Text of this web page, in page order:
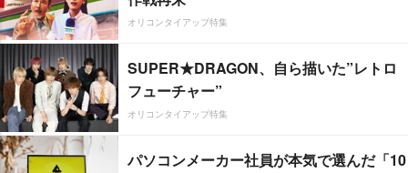
オリコンタイアップ特集
SUPER★DRAGON、自ら描いた”レトロ
フューチャー”
オリコンタイアップ特集
パソコンメーカー社員が本気で選んだ「10